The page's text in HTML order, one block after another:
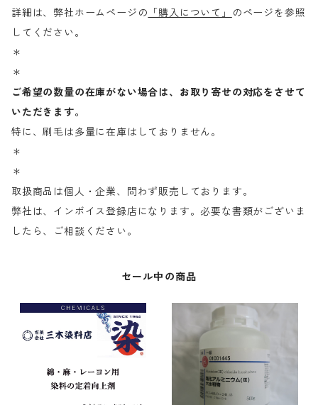
詳細は、弊社ホームページの 「購入について」
のページを参照
してください。
＊
＊
ご希望の数量の在庫がない場合は、お取り寄せの対応をさせて
いただきます。
特に、刷毛は多量に在庫はしておりません。
＊
＊
取扱商品は個人・企業、問わず販売しております。
弊社は、インボイス登録店になります。必要な書類がございま
したら、ご相談ください。
セール中の商品